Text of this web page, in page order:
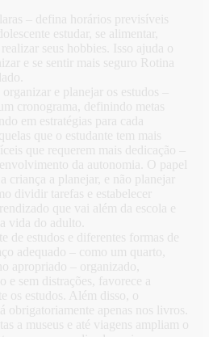
– defina horários previsíveis
estudar, se alimentar,
seus hobbies. Isso ajuda o
e se sentir mais seguro Rotina
e planejar os estudos –
cronograma, definindo metas
em estratégias para cada
que o estudante tem mais
que requerem mais dedicação –
da autonomia. O papel
criança a planejar, e não planejar
dividir tarefas e estabelecer
que vai além da escola e
vida do adulto.
de estudos e diferentes formas de
adequado – como um quarto,
apropriado – organizado,
e sem distrações, favorece a
os estudos. Além disso, o
obrigatoriamente apenas nos livros.
a museus e até viagens ampliam o